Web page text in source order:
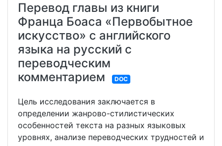
Перевод главы из книги
Франца Боаса «Первобытное
искусство» с английского
языка на русский с
переводческим
комментарием
DOC
Цель исследования заключается в
определении жанрово-стилистических
особенностей текста на разных языковых
уровнях, анализе переводческих трудностей и